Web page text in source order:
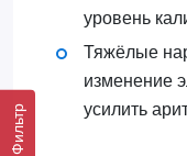
Фильтр
уровень
Тяжёлые
изменение
усилить